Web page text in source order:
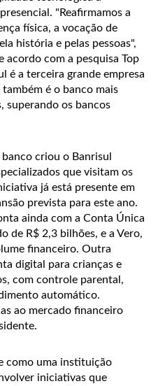
"Reafirmamos a
física, a vocação de
história e pelas pessoas",
acordo com a pesquisa Top
é a terceira grande empresa
é o banco mais
superando os bancos
criou o Banrisul
que visitam os
já está presente em
prevista para este ano.
ainda com a Conta Única
de R$ 2,3 bilhões, e a Vero,
financeiro. Outra
digital para crianças e
com controle parental,
automático.
ao mercado financeiro
como uma instituição
iniciativas que